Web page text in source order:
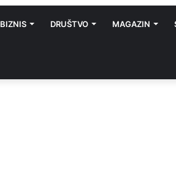
BIZNIS DRUŠTVO MAGAZIN